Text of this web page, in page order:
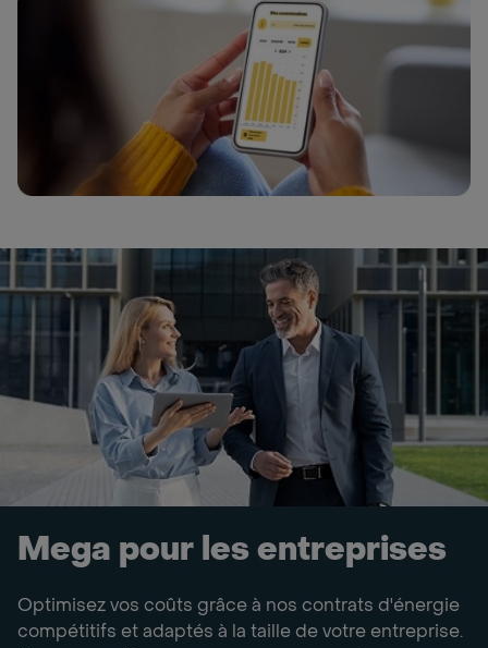
Mega pour les entreprises
Optimisez vos coûts grâce à nos contrats d'énergie
compétitifs et adaptés à la taille de votre entreprise.